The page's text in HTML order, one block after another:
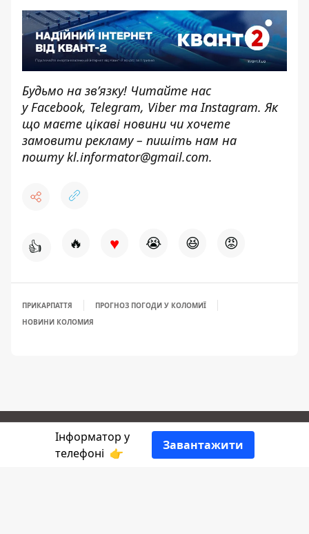
Будьмо на зв’язку! Читайте нас
уFacebook, Telegram, ViberтаInstagram. Як
що маєте цікаві новини чи хочете
замовити рекламу – пишіть нам на
поштуkl.informator@gmail.com.
👍 🔥 ♥ 😭 😆 😡
ПРИКАРПАТТЯ
ПРОГНОЗ ПОГОДИ У КОЛОМИЇ
НОВИНИ КОЛОМИЯ
Інформатор у
телефоні 👉
Завантажити